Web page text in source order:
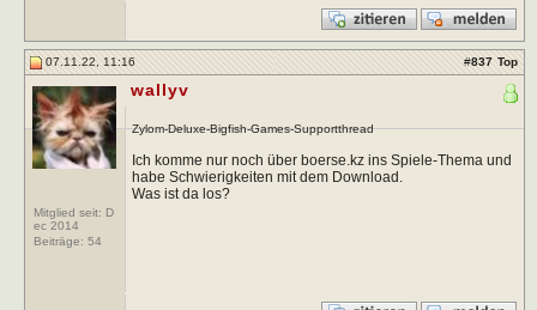
07.11.22, 11:16 #837 Top
Mitglied seit: D
ec 2014
Beiträge: 54
wallyv
Zylom-Deluxe-Bigfish-Games-Supportthread
Ich komme nur noch über boerse.kz ins Spiele-Thema und
habe Schwierigkeiten mit dem Download.
Was ist da los?